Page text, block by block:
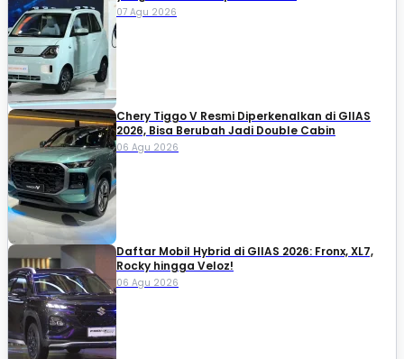
07 Agu 2026
Chery Tiggo V Resmi Diperkenalkan di GIIAS
2026, Bisa Berubah Jadi Double Cabin
06 Agu 2026
Daftar Mobil Hybrid di GIIAS 2026: Fronx, XL7,
Rocky hingga Veloz!
06 Agu 2026